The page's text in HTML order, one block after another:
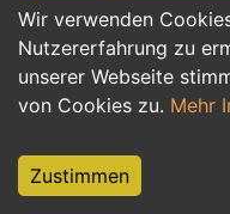
Wir verwenden
Nutzererfahrung zu
unserer Webseite
von Cookies zu. Mehr
Zustimmen
Personalwesen
Hilfskräfte, Aushilfs-
Weiterbildung,